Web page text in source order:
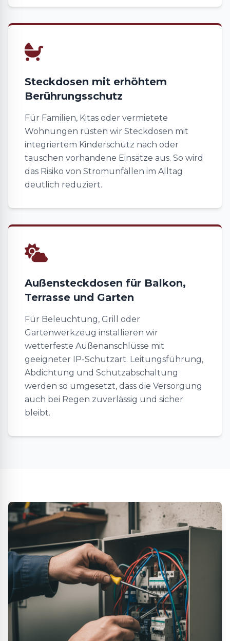
Steckdosen mit erhöhtem
Berührungsschutz
Für Familien, Kitas oder vermietete
Wohnungen rüsten wir Steckdosen mit
integriertem Kinderschutz nach oder
tauschen vorhandene Einsätze aus. So wird
das Risiko von Stromunfällen im Alltag
deutlich reduziert.
Außensteckdosen für Balkon,
Terrasse und Garten
Für Beleuchtung, Grill oder
Gartenwerkzeug installieren wir
wetterfeste Außenanschlüsse mit
geeigneter IP-Schutzart. Leitungsführung,
Abdichtung und Schutzabschaltung
werden so umgesetzt, dass die Versorgung
auch bei Regen zuverlässig und sicher
bleibt.